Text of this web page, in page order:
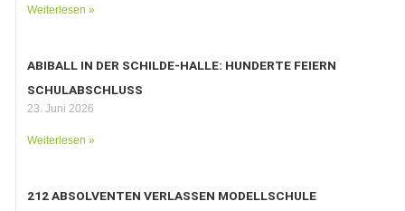
Weiterlesen »
ABIBALL IN DER SCHILDE-HALLE: HUNDERTE FEIERN
SCHULABSCHLUSS
23. Juni 2026
Weiterlesen »
212 ABSOLVENTEN VERLASSEN MODELLSCHULE